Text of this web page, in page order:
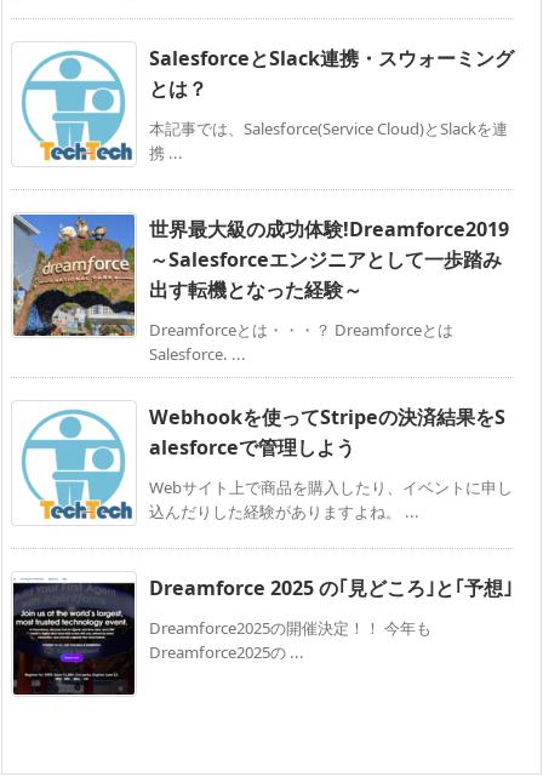
SalesforceとSlack連携・スウォーミング
とは？
本記事では、Salesforce(Service Cloud)とSlackを連
携 ...
世界最大級の成功体験!Dreamforce2019
～Salesforceエンジニアとして一歩踏み
出す転機となった経験～
Dreamforceとは・・・？ Dreamforceとは
Salesforce. ...
Webhookを使ってStripeの決済結果をS
alesforceで管理しよう
Webサイト上で商品を購入したり、イベントに申し
込んだりした経験がありますよね。 ...
Dreamforce 2025 の｢見どころ｣と｢予想｣
Dreamforce2025の開催決定！！ 今年も
Dreamforce2025の ...